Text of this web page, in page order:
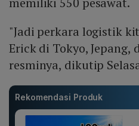
"Jadi perkara logistik
Erick di Tokyo, Jepang,
resminya, dikutip
Rekomendasi Produk